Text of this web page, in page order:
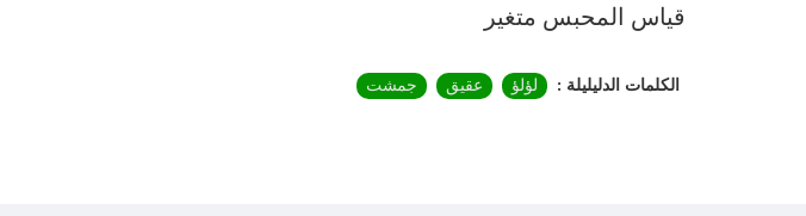
قياس المحبس متغير
الكلمات الدليليلة : لؤلؤ عقيق جمشت